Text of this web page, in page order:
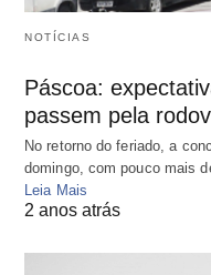
NOTÍCIAS
Páscoa:
passem pela
No retorno do feriado, a
domingo, com pouco mais
Leia Mais
2 anos atrás